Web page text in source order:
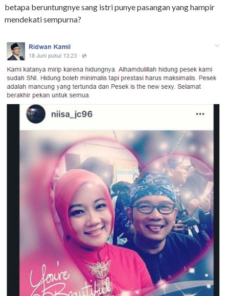
betapa beruntungnye sang istri punye pasangan yang hampir
mendekati sempurna?